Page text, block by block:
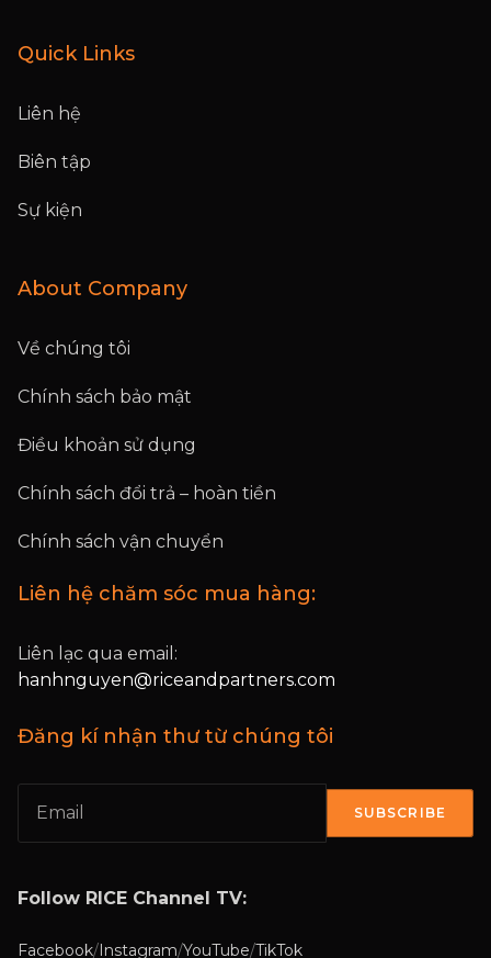
Quick Links
Liên hệ
Biên tập
Sự kiện
About Company
Về chúng tôi
Chính sách bảo mật
Điều khoản sử dụng
Chính sách đổi trả – hoàn tiền
Chính sách vận chuyển
Liên hệ chăm sóc mua hàng:
Liên lạc qua email:
hanhnguyen@riceandpartners.com
Đăng kí nhận thư từ chúng tôi
SUBSCRIBE
Follow RICE Channel TV:
Facebook/ Instagram/YouTube/TikTok